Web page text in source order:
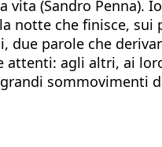
(Sandro Penna).
notte che finisce,
parole che
attenti: agli altri, ai
sommovimenti